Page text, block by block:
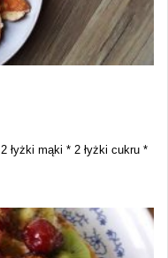
łyżki mąki * 2 łyżki cukru *